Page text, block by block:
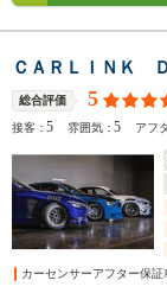
ＣＡＲＬＩＮＫ
総合評価 5
接客：5 雰囲気：5 アフ
カーセンサーアフター保証